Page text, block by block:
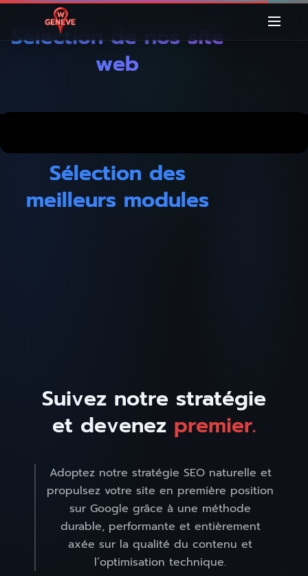
Sélection de nos site
web
Sélection des
meilleurs modules
Suivez notre stratégie
et devenez premier.
Adoptez notre stratégie SEO naturelle et
propulsez votre site en première position
sur Google grâce à une méthode
durable, performante et entièrement
axée sur la qualité du contenu et
l’optimisation technique.